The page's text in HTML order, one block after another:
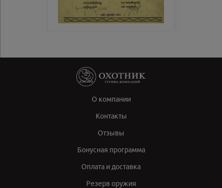
О компании
Контакты
Отзывы
Бонусная программа
Оплата и доставка
Резерв оружия